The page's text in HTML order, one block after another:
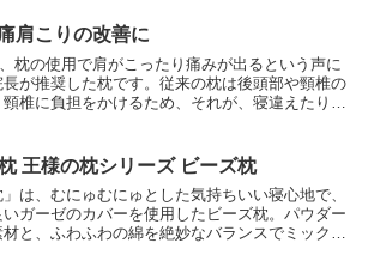
肩こりの改善に
枕の使用で肩がこったり痛みが出るという声に
が推奨した枕です。従来の枕は後頭部や頸椎の
椎に負担をかけるため、それが、寝違えたり肩
王様の枕シリーズ ビーズ枕
」は、むにゅむにゅとした気持ちいい寝心地で、
ガーゼのカバーを使用したビーズ枕。パウダー
と、ふわふわの綿を絶妙なバランスでミック